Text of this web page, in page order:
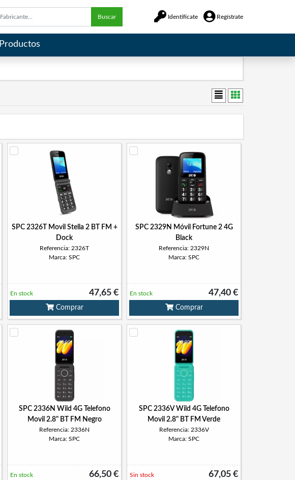
Buscar Identifícate Regístrate
Productos
SPC 2326T Movil Stella 2 BT FM +
Dock
Referencia: 2326T
Marca: SPC
47,65 €
En stock
Comprar
SPC 2329N Móvil Fortune 2 4G
Black
Referencia: 2329N
Marca: SPC
47,40 €
En stock
Comprar
SPC 2336N Wild 4G Telefono
Movil 2.8" BT FM Negro
Referencia: 2336N
Marca: SPC
66,50 €
En stock
SPC 2336V Wild 4G Telefono
Movil 2.8" BT FM Verde
Referencia: 2336V
Marca: SPC
67,05 €
Sin stock